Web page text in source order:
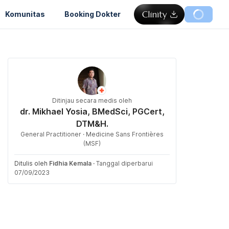
Komunitas Booking Dokter
Ditinjau secara medis oleh
dr. Mikhael Yosia, BMedSci, PGCert,
DTM&H.
General Practitioner · Medicine Sans Frontières
(MSF)
Ditulis oleh Fidhia Kemala · Tanggal diperbarui
07/09/2023